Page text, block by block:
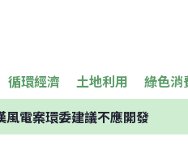
循環經濟 土地利用 綠色消
電案環委建議不應開發